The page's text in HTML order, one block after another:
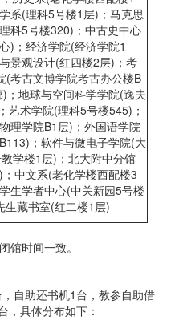
系(理科5号楼1层)；马克思
科5号楼320)；中古史中心
)；经济学院(经济学院1
景观设计(红四楼2层)；考
(考古文博学院考古办公楼B
；地球与空间科学学院(逸夫
艺术学院(理科5号楼545)；
理学院B1层)；外国语学院
；软件与微电子学院(大
学楼1层)；北大附中分馆
中文系(老化学楼西配楼3
生学者中心(中关新园5号楼
生藏书室(红二楼1层)
馆时间一致。
自助还书机1台，教参自助借
，具体分布如下：